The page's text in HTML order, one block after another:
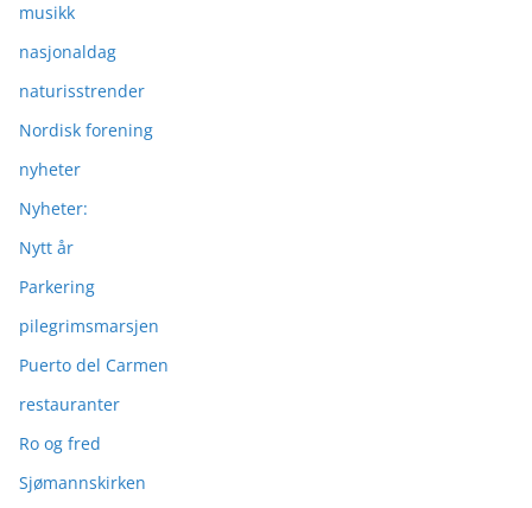
musikk
nasjonaldag
naturisstrender
Nordisk forening
nyheter
Nyheter:
Nytt år
Parkering
pilegrimsmarsjen
Puerto del Carmen
restauranter
Ro og fred
Sjømannskirken